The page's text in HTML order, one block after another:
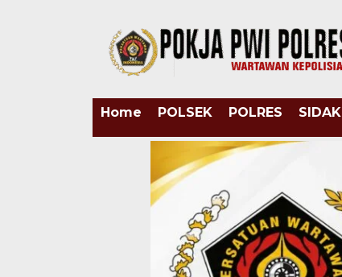
Home POLSEK POLRES SIDAK